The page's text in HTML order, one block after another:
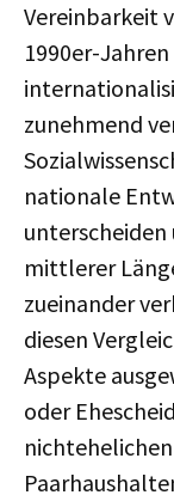
Vereinbarkeit
1990er-
zunehmend
nationale
unterscheiden
mittlerer
zueinander
diesen
Aspekte
oder